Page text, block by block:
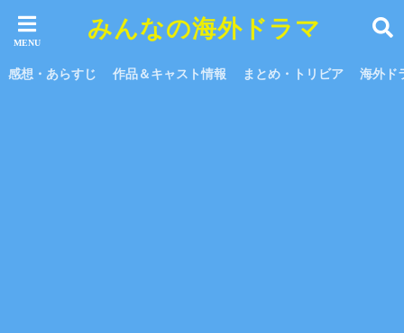
みんなの海外ドラマ
感想・あらすじ 作品＆キャスト情報 まとめ・トリビア 海外ド